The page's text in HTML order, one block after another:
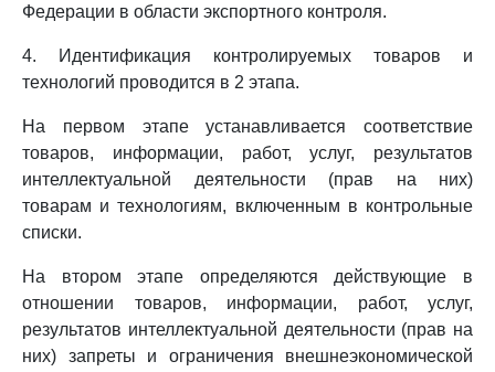
Федерации в области экспортного контроля.
4. Идентификация контролируемых товаров и
технологий проводится в 2 этапа.
На первом этапе устанавливается соответствие
товаров, информации, работ, услуг, результатов
интеллектуальной деятельности (прав на них)
товарам и технологиям, включенным в контрольные
списки.
На втором этапе определяются действующие в
отношении товаров, информации, работ, услуг,
результатов интеллектуальной деятельности (прав на
них) запреты и ограничения внешнеэкономической